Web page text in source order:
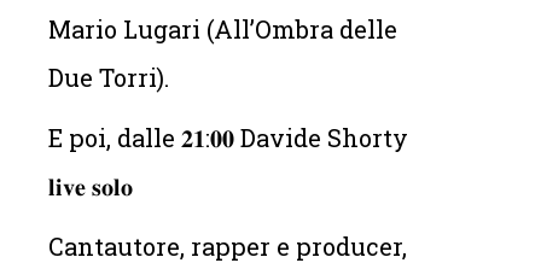
Mario Lugari (All’Ombra delle
Due Torri).
E poi, dalle 𝟐𝟏:𝟎𝟎 Davide Shorty
𝐥𝐢𝐯𝐞 𝐬𝐨𝐥𝐨
Cantautore, rapper e producer,